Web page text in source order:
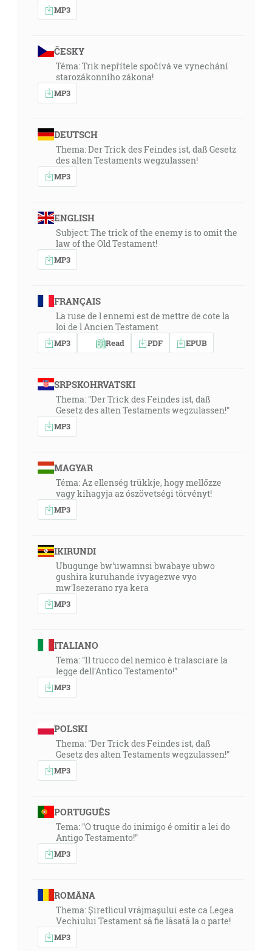
MP3
ČESKY
Téma: Trik nepřítele spočívá ve vynechání
starozákonního zákona!
MP3
DEUTSCH
Thema: Der Trick des Feindes ist, daß Gesetz
des alten Testaments wegzulassen!
MP3
ENGLISH
Subject: The trick of the enemy is to omit the
law of the Old Testament!
MP3
FRANÇAIS
La ruse de l ennemi est de mettre de cote la
loi de l Ancien Testament
MP3 Read PDF EPUB
SRPSKOHRVATSKI
Thema: "Der Trick des Feindes ist, daß
Gesetz des alten Testaments wegzulassen!"
MP3
MAGYAR
Téma: Az ellenség trükkje, hogy mellőzze
vagy kihagyja az ószövetségi törvényt!
MP3
IKIRUNDI
Ubugunge bw'uwamnsi bwabaye ubwo
gushira kuruhande ivyagezwe vyo
mw'Isezerano rya kera
MP3
ITALIANO
Tema: "Il trucco del nemico è tralasciare la
legge dell'Antico Testamento!"
MP3
POLSKI
Thema: "Der Trick des Feindes ist, daß
Gesetz des alten Testaments wegzulassen!"
MP3
PORTUGUÊS
Tema: "O truque do inimigo é omitir a lei do
Antigo Testamento!"
MP3
ROMÂNA
Thema: Șiretlicul vrăjmașului este ca Legea
Vechiului Testament să fie lăsată la o parte!
MP3